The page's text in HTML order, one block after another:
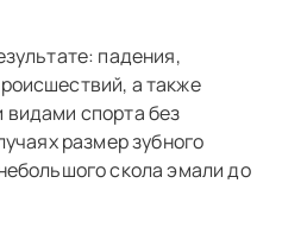
падения,
а также
спорта без
размер зубного
скола эмали до